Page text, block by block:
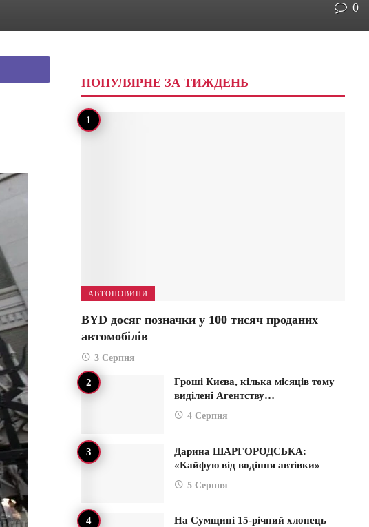
0
ПОПУЛЯРНЕ ЗА ТИЖДЕНЬ
АВТОНОВИНИ
BYD досяг позначки у 100 тисяч проданих
автомобілів
3 Серпня
Гроші Києва, кілька місяців тому
виділені Агентству…
4 Серпня
Дарина ШАРГОРОДСЬКА:
«Кайфую від водіння автівки»
5 Серпня
На Сумщині 15-річний хлопець